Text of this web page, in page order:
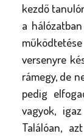
kezdő
a
versenyre
rámegy, de
pedig
vagyok,
Találóan,